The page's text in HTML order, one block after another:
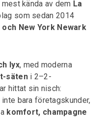
kända av dem La
som sedan 2014
New York Newark
lyx, med moderna
säteni 2–2-
hittat sin nisch:
bara företagskunder,
komfort, champagne